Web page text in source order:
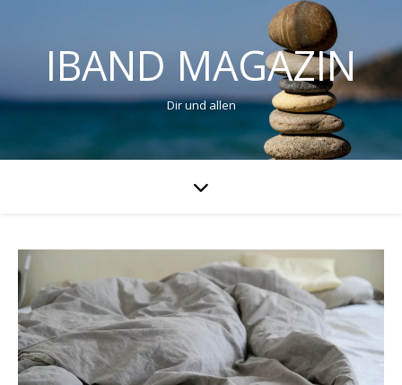
IBAND MAGAZIN
Dir und allen